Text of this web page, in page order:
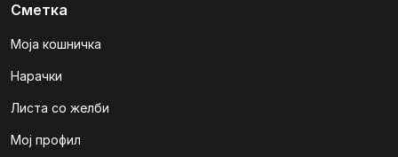
Сметка
Моја кошничка
Нарачки
Листа со желби
Мој профил